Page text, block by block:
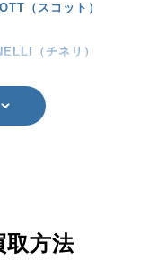
（スコット）
（チネリ）
取方法